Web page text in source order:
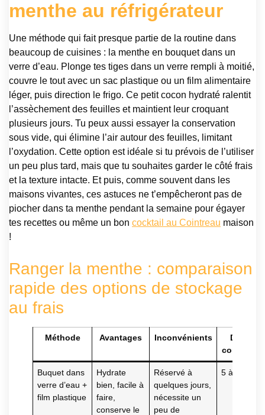
menthe au réfrigérateur
Une méthode qui fait presque partie de la routine dans
beaucoup de cuisines : la menthe en bouquet dans un
verre d’eau. Plonge tes tiges dans un verre rempli à moitié,
couvre le tout avec un sac plastique ou un film alimentaire
léger, puis direction le frigo. Ce petit cocon hydraté ralentit
l’assèchement des feuilles et maintient leur croquant
plusieurs jours. Tu peux aussi essayer la conservation
sous vide, qui élimine l’air autour des feuilles, limitant
l’oxydation. Cette option est idéale si tu prévois de l’utiliser
un peu plus tard, mais que tu souhaites garder le côté frais
et la texture intacte. Et puis, comme souvent dans les
maisons vivantes, ces astuces ne t’empêcheront pas de
piocher dans ta menthe pendant la semaine pour égayer
tes recettes ou même un bon cocktail au Cointreau maison
!
Ranger la menthe : comparaison
rapide des options de stockage
au frais
Méthode Avantages Inconvénients
Durée
Buquet dans
verre d’eau +
film plastique
Hydrate
bien, facile à
faire,
conserve le
Réservé à
quelques jours,
nécessite un
peu de
5 à 7 jours